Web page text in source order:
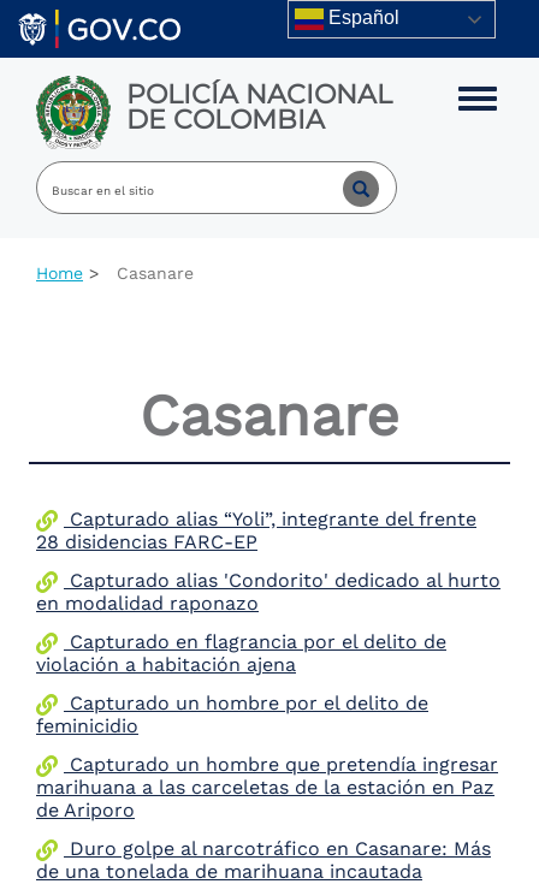
Skip to main content Español
POLICÍA NACIONAL
DE COLOMBIA Toggle
Home Casanare
Casanare
Capturado alias “Yoli”, integrante del frente
28 disidencias FARC-EP
Capturado alias 'Condorito' dedicado al hurto
en modalidad raponazo
Capturado en flagrancia por el delito de
violación a habitación ajena
Capturado un hombre por el delito de
feminicidio
Capturado un hombre que pretendía ingresar
marihuana a las carceletas de la estación en Paz
de Ariporo
Duro golpe al narcotráfico en Casanare: Más
de una tonelada de marihuana incautada